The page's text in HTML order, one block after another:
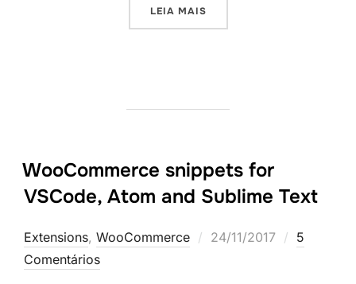
LEIA MAIS“ATUALIZAÇÕES E NOVOS
WooCommerce snippets for
VSCode, Atom and Sublime Text
Extensions, WooCommerce
Postado
24/11/2017
5
Comentários